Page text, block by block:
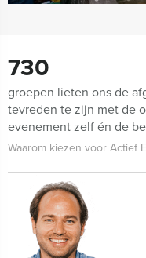
730
groepen lieten ons de
tevreden te zijn met de
evenement zelf én de
Waarom kiezen voor Actief